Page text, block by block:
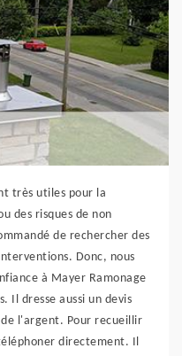
très utiles pour la
des risques de non
de rechercher des
Donc, nous
à Mayer Ramonage
Il dresse aussi un devis
de l'argent. Pour recueillir
directement. Il